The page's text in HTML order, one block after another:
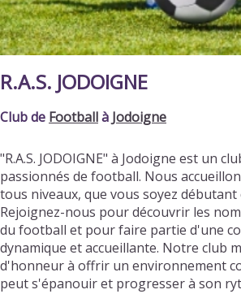
R.A.S. JODOIGNE
Club de Footballà Jodoigne
"R.A.S. JODOIGNE" à Jodoigne est un
passionnés de football. Nous
tous niveaux, que vous soyez
Rejoignez-nous pour découvrir les
du football et pour faire partie d'une
dynamique et accueillante. Notre club
d'honneur à offrir un environnement
peut s'épanouir et progresser à son